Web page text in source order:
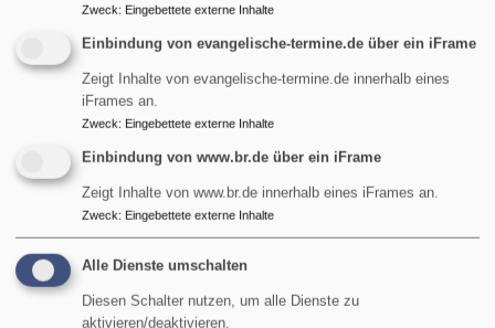
richten und Solidarität konkret werden zu lassen.
Im Mittelpunkt steht dieses Jahr die Situation der Roma
in Ungarn. Sie sind die größte ethnische Minderheit des
Landes und zugleich besonders von Armut,
Ausgrenzung und Benachteiligung betroffen. Viele
Roma-Kinder haben geringere Bildungschancen,
Wohnverhältnissen und finden kaum Zugang zu stabiler
Weiterlesenüber
Fastenaktion
Zweck: Eingebettete externe Inhalte
Einbindung von evangelische-termine.de über ein iFrame
Zeigt Inhalte von evangelische-termine.de innerhalb eines
iFrames an.
Zweck: Eingebettete externe Inhalte
Einbindung von www.br.de über ein iFrame
Zeigt Inhalte von www.br.de innerhalb eines iFrames an.
Zweck: Eingebettete externe Inhalte
Alle Dienste umschalten
Diesen Schalter nutzen, um alle Dienste zu
aktivieren/deaktivieren.